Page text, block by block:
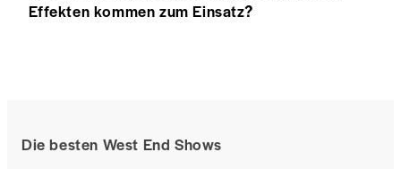
Effekten kommen zum Einsatz?
Die besten West End Shows